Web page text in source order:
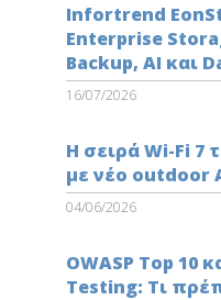
Infortrend
Enterprise
Backup, AI και
16/07/2026
Η σειρά Wi-Fi 7
με νέο outdoor
04/06/2026
OWASP Top 10
Testing: Τι